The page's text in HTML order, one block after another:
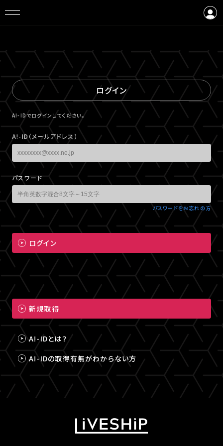
ログイン
A!-IDでログインしてください。
A!-ID（メールアドレス）
パスワード
パスワードをお忘れの方
ログイン
新規取得
A!-IDとは？
A!-IDの取得有無がわからない方